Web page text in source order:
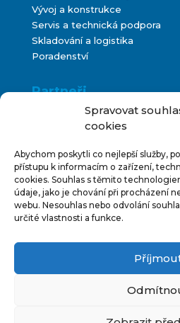
Spravovat
cookies
Abychom poskytli co nejlepší služby,
přístupu k informacím o zařízení,
cookies. Souhlas s těmito
údaje, jako je chování při procházení
webu. Nesouhlas nebo odvolání
určité vlastnosti a funkce.
Vývoj a konstrukce
Servis a technická podpora
Skladování a logistika
Poradenství
Partneři
Všeobecné podmínky
Impressum